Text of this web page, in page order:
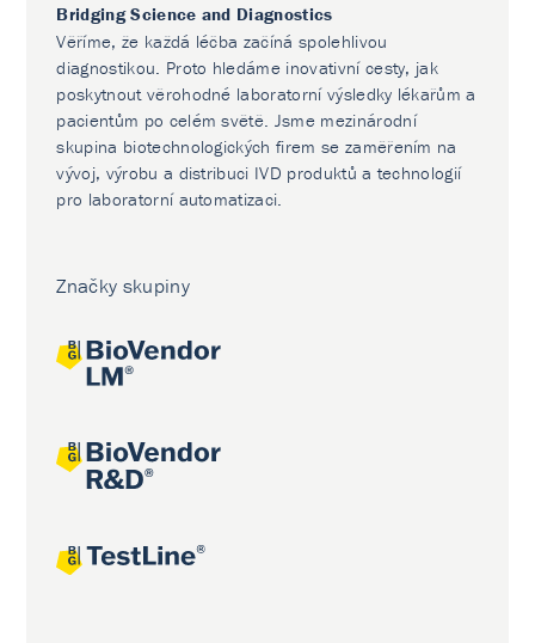
Bridging Science and Diagnostics
Věříme, že každá léčba začíná spolehlivou
diagnostikou. Proto hledáme inovativní cesty, jak
poskytnout věrohodné laboratorní výsledky lékařům a
pacientům po celém světě. Jsme mezinárodní
skupina biotechnologických firem se zaměřením na
vývoj, výrobu a distribuci IVD produktů a technologií
pro laboratorní automatizaci.
Značky skupiny